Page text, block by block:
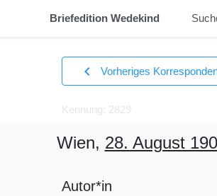
Briefedition Wedekind
chevron_left Vorheriges
Kennung: 2829
Wien, 28. August
Autor*in